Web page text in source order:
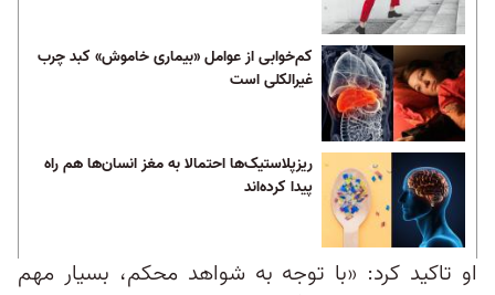
کم‌خوابی از عوامل «بیماری خاموش» کبد چرب
غیرالکلی است
ریزپلاستیک‌ها احتمالا به مغز انسان‌ها هم راه
پیدا کرده‌اند
او تاکید کرد: «با توجه به شواهد محکم، بسیار مهم